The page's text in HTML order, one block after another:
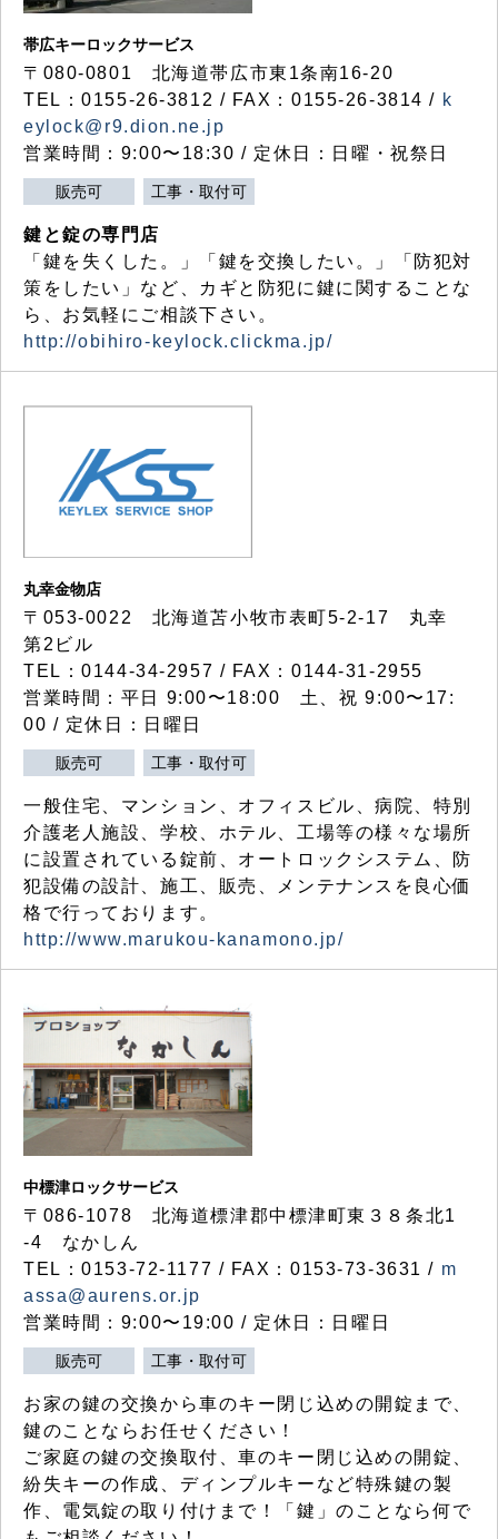
帯広キーロックサービス
〒080-0801 北海道帯広市東1条南16-20
TEL：0155-26-3812 / FAX：0155-26-3814 / k
eylock@r9.dion.ne.jp
営業時間：9:00〜18:30 / 定休日：日曜・祝祭日
販売可 工事・取付可
鍵と錠の専門店
「鍵を失くした。」「鍵を交換したい。」「防犯対
策をしたい」など、カギと防犯に鍵に関することな
ら、お気軽にご相談下さい。
http://obihiro-keylock.clickma.jp/
丸幸金物店
〒053-0022 北海道苫小牧市表町5-2-17 丸幸
第2ビル
TEL：0144-34-2957 / FAX：0144-31-2955
営業時間：平日 9:00〜18:00 土、祝 9:00〜17:
00 / 定休日：日曜日
販売可 工事・取付可
一般住宅、マンション、オフィスビル、病院、特別
介護老人施設、学校、ホテル、工場等の様々な場所
に設置されている錠前、オートロックシステム、防
犯設備の設計、施工、販売、メンテナンスを良心価
格で行っております。
http://www.marukou-kanamono.jp/
中標津ロックサービス
〒086-1078 北海道標津郡中標津町東３８条北1
-4 なかしん
TEL：0153-72-1177 / FAX：0153-73-3631 / m
assa@aurens.or.jp
営業時間：9:00〜19:00 / 定休日：日曜日
販売可 工事・取付可
お家の鍵の交換から車のキー閉じ込めの開錠まで、
鍵のことならお任せください！
ご家庭の鍵の交換取付、車のキー閉じ込めの開錠、
紛失キーの作成、ディンプルキーなど特殊鍵の製
作、電気錠の取り付けまで！「鍵」のことなら何で